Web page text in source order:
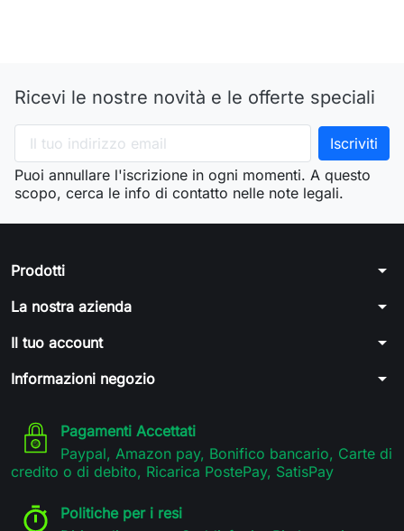
Ricevi le nostre novità e le offerte speciali
Puoi annullare l'iscrizione in ogni momenti. A questo
scopo, cerca le info di contatto nelle note legali.
Prodotti arrow_drop_down
La nostra azienda arrow_drop_down
Il tuo account arrow_drop_down
Informazioni negozio arrow_drop_down
Pagamenti Accettati
Paypal, Amazon pay, Bonifico bancario, Carte di
credito o di debito, Ricarica PostePay, SatisPay
Politiche per i resi